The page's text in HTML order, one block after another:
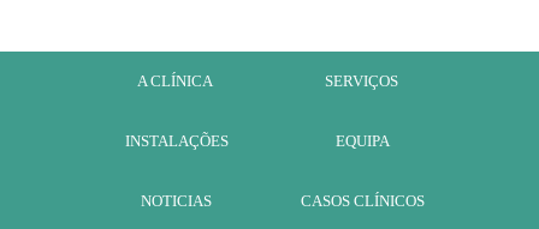
A CLÍNICA SERVIÇOS
INSTALAÇÕES EQUIPA
NOTICIAS CASOS CLÍNICOS